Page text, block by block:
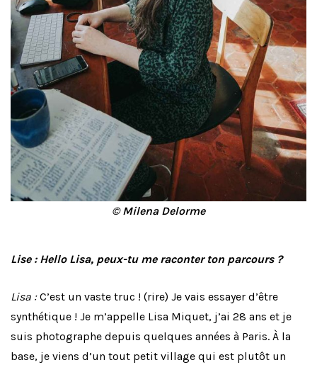
© Milena Delorme
Lise : Hello Lisa, peux-tu me raconter ton parcours ?
Lisa :C’est un vaste truc ! (rire) Je vais essayer d’être
synthétique ! Je m’appelle Lisa Miquet, j’ai 28 ans et je
suis photographe depuis quelques années à Paris. À la
base, je viens d’un tout petit village qui est plutôt un